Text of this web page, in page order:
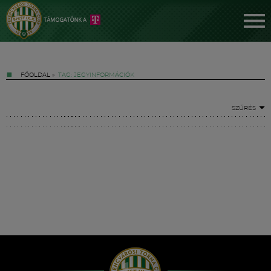
FŐOLDAL » TAG: JEGYINFORMÁCIÓK
SZŰRÉS
Hírek